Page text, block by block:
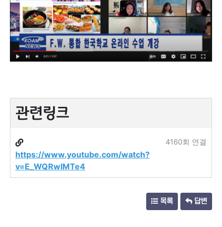
관련링크
https://www.youtube.com/watch?
v=E_WQRwlMTe4
4160회 연결
목록 답변